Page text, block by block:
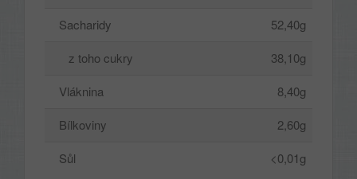
Sacharidy
52,40g
z toho cukry
38,10g
Vláknina
8,40g
Bílkoviny
2,60g
Sůl
<0,01g